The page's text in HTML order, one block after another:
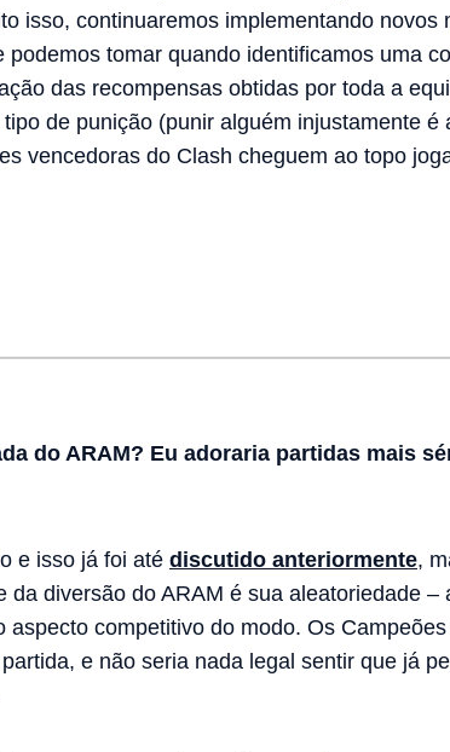
isso, continuaremos implementando novos
tomar quando identificamos uma
das recompensas obtidas por toda a
de punição (punir alguém injustamente é
vencedoras do Clash cheguem ao topo
do ARAM? Eu adoraria partidas mais
e isso já foi até discutido anteriormente,
diversão do ARAM é sua aleatoriedade –
competitivo do modo. Os
e não seria nada legal sentir que já